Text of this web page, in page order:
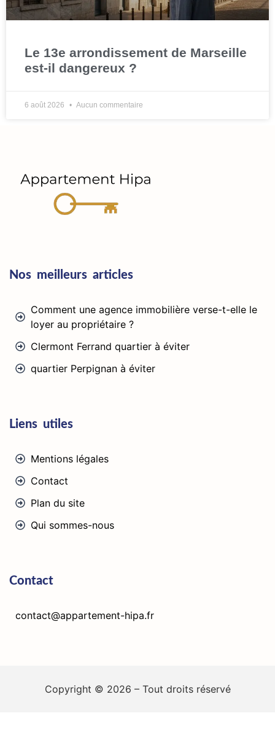
Le 13e arrondissement de Marseille
est-il dangereux ?
6 août 2026 Aucun commentaire
Nos meilleurs articles
Comment une agence immobilière verse-t-elle le
loyer au propriétaire ?
Clermont Ferrand quartier à éviter
quartier Perpignan à éviter
Liens utiles
Mentions légales
Contact
Plan du site
Qui sommes-nous
Contact
contact@appartement-hipa.fr
Copyright © 2026 – Tout droits réservé